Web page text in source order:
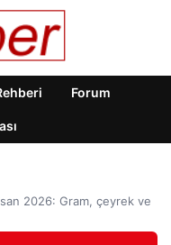
Forum
2026: Gram, çeyrek ve